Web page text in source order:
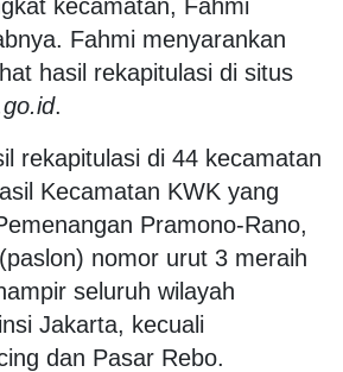
kecamatan, Fahmi
Fahmi menyarankan
hasil rekapitulasi di situs
.
rekapitulasi di 44 kecamatan
Kecamatan KWK yang
Pramono-Rano,
nomor urut 3 meraih
seluruh wilayah
Jakarta, kecuali
dan Pasar Rebo.